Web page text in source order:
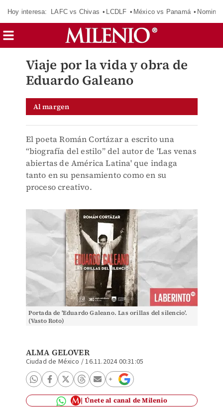
Hoy interesa: LAFC vs Chivas LCDLF México vs Panamá
Viaje por la vida y obra de
Eduardo Galeano
Al margen
El poeta Román Cortázar a escrito una
“biografía del estilo” del autor de 'Las venas
abiertas de América Latina' que indaga
tanto en su pensamiento como en su
proceso creativo.
Portada de 'Eduardo Galeano. Las orillas del silencio'.
(Vasto Roto)
ALMA GELOVER
Ciudad de México /16.11.2024 00:31:05
Únete al canal de Milenio